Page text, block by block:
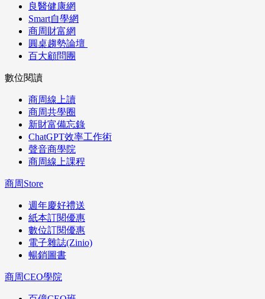
良醫健康網
Smart自學網
商周財富網
圓桌趨勢論壇
百大顧問團
數位閱讀
商周線上讀
商周共學圈
新財富備忘錄
ChatGPT效率工作術
聲音商學院
商周線上課程
商周Store
週年慶好禮送
紙本訂閱優惠
數位訂閱優惠
電子雜誌(Zinio)
暢銷圖書
商周CEO學院